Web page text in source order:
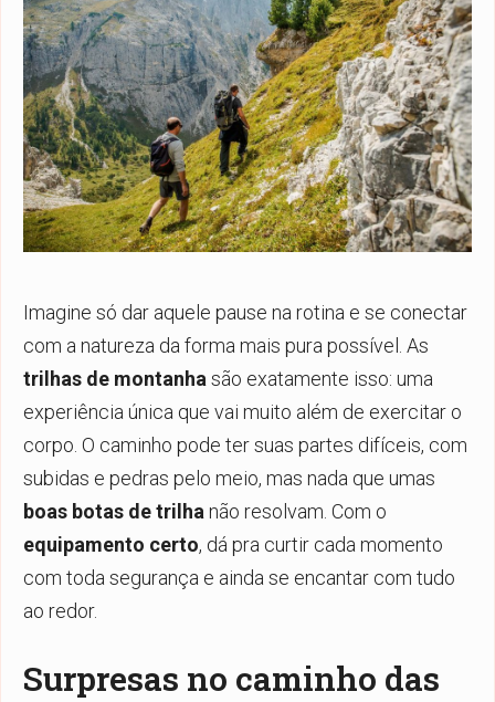
Imagine só dar aquele pause na rotina e se conectar
com a natureza da forma mais pura possível. As
trilhas de montanha são exatamente isso: uma
experiência única que vai muito além de exercitar o
corpo. O caminho pode ter suas partes difíceis, com
subidas e pedras pelo meio, mas nada que umas
boas botas de trilha não resolvam. Com o
equipamento certo, dá pra curtir cada momento
com toda segurança e ainda se encantar com tudo
ao redor.
Surpresas no caminho das